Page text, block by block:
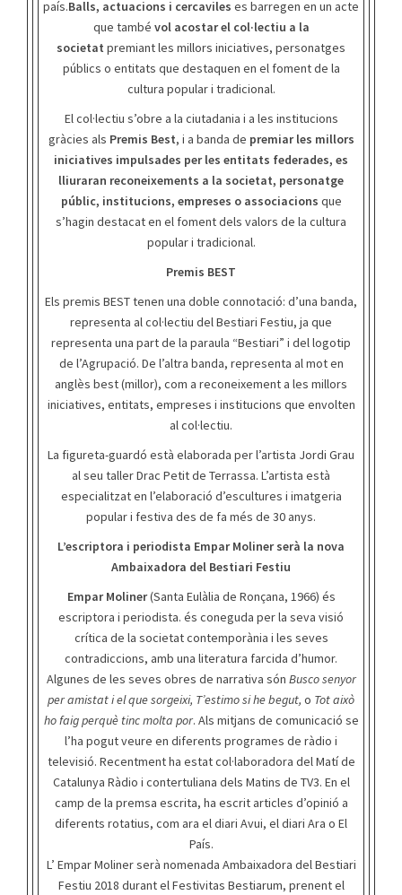
país.Balls, actuacions i cercaviles es barregen en un acte
que també vol acostar el col·lectiu a la
societat premiant les millors iniciatives, personatges
públics o entitats que destaquen en el foment de la
cultura popular i tradicional.
El col·lectiu s’obre a la ciutadania i a les institucions
gràcies als Premis Best, i a banda de premiar les millors
iniciatives impulsades per les entitats federades, es
lliuraran reconeixements a la societat, personatge
públic, institucions, empreses o associacions que
s’hagin destacat en el foment dels valors de la cultura
popular i tradicional.
Premis BEST
Els premis BEST tenen una doble connotació: d’una banda,
representa al col·lectiu del Bestiari Festiu, ja que
representa una part de la paraula “Bestiari” i del logotip
de l’Agrupació. De l’altra banda, representa al mot en
anglès best (millor), com a reconeixement a les millors
iniciatives, entitats, empreses i institucions que envolten
al col·lectiu.
La figureta-guardó està elaborada per l’artista Jordi Grau
al seu taller Drac Petit de Terrassa. L’artista està
especialitzat en l’elaboració d’escultures i imatgeria
popular i festiva des de fa més de 30 anys.
L’escriptora i periodista Empar Moliner serà la nova
Ambaixadora del Bestiari Festiu
Empar Moliner(Santa Eulàlia de Ronçana, 1966) és
escriptora i periodista. és coneguda per la seva visió
crítica de la societat contemporània i les seves
contradiccions, amb una literatura farcida d’humor.
Algunes de les seves obres de narrativa són Busco senyor
per amistat i el que sorgeixi, T’estimo si he begut, o Tot això
ho faig perquè tinc molta por. Als mitjans de comunicació se
l’ha pogut veure en diferents programes de ràdio i
televisió. Recentment ha estat col·laboradora del Matí de
Catalunya Ràdio i contertuliana dels Matins de TV3. En el
camp de la premsa escrita, ha escrit articles d’opinió a
diferents rotatius, com ara el diari Avui, el diari Ara o El
País.
L’ Empar Moliner serà nomenada Ambaixadora del Bestiari
Festiu 2018 durant el Festivitas Bestiarum, prenent el